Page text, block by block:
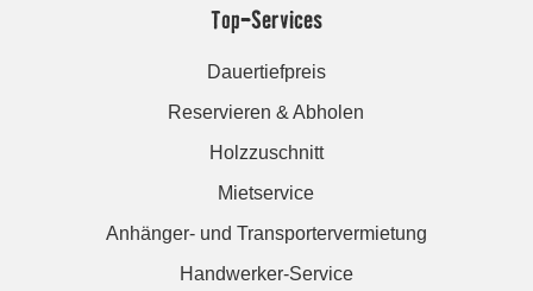
Top-Services
Dauertiefpreis
Reservieren & Abholen
Holzzuschnitt
Mietservice
Anhänger- und Transportervermietung
Handwerker-Service